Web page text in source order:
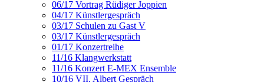
06/17 Vortrag Rüdiger Joppien
04/17 Künstlergespräch
03/17 Schulen zu Gast V
03/17 Künstlergespräch
01/17 Konzertreihe
11/16 Klangwerkstatt
11/16 Konzert E-MEX Ensemble
10/16 VII. Albert Gespräch